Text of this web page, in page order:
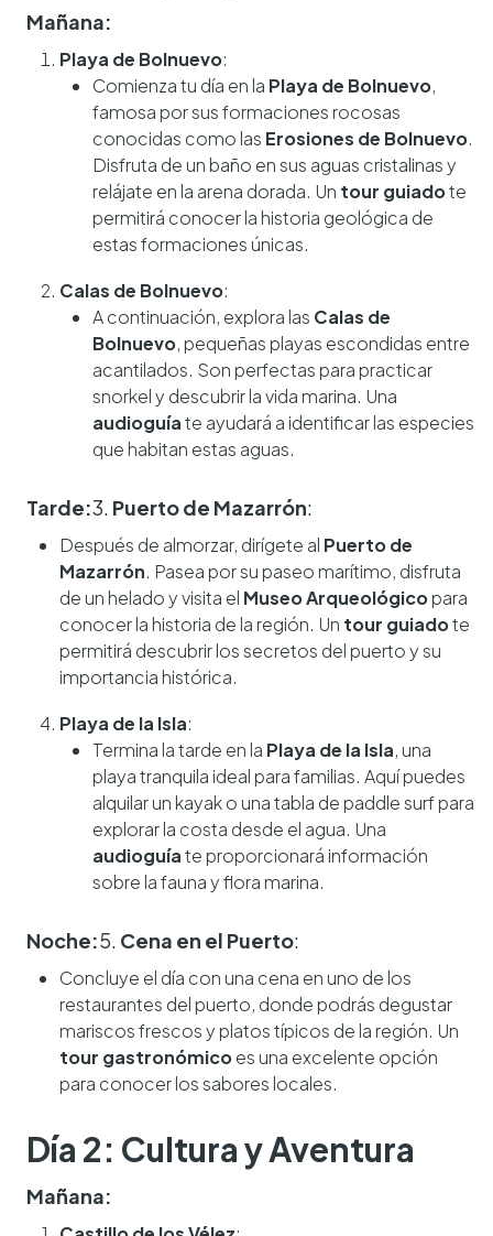
Mañana:
Playa de Bolnuevo:
Comienza tu día en la Playa de Bolnuevo,
famosa por sus formaciones rocosas
conocidas como las Erosiones de Bolnuevo.
Disfruta de un baño en sus aguas cristalinas y
relájate en la arena dorada. Un tour guiadote
permitirá conocer la historia geológica de
estas formaciones únicas.
Calas de Bolnuevo:
A continuación, explora las Calas de
Bolnuevo, pequeñas playas escondidas entre
acantilados. Son perfectas para practicar
snorkel y descubrir la vida marina. Una
audioguíate ayudará a identificar las especies
que habitan estas aguas.
Tarde:3. Puerto de Mazarrón:
Después de almorzar, dirígete al Puerto de
Mazarrón. Pasea por su paseo marítimo, disfruta
de un helado y visita el Museo Arqueológicopara
conocer la historia de la región. Un tour guiadote
permitirá descubrir los secretos del puerto y su
importancia histórica.
Playa de la Isla:
Termina la tarde en la Playa de la Isla, una
playa tranquila ideal para familias. Aquí puedes
alquilar un kayak o una tabla de paddle surf para
explorar la costa desde el agua. Una
audioguíate proporcionará información
sobre la fauna y flora marina.
Noche:5. Cena en el Puerto:
Concluye el día con una cena en uno de los
restaurantes del puerto, donde podrás degustar
mariscos frescos y platos típicos de la región. Un
tour gastronómicoes una excelente opción
para conocer los sabores locales.
Día 2: Cultura y Aventura
Mañana: